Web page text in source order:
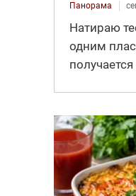
Панорама
Натираю
одним